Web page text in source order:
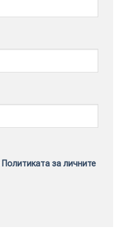
Политиката за личните